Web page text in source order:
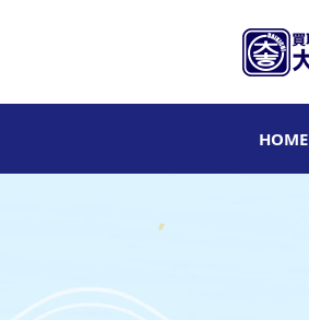
HOME